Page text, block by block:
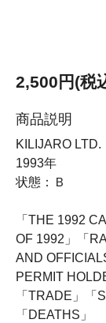
2,500円(税
商品説明
KILIJARO LTD.
1993年
状態：Ｂ
「THE 1992
OF 1992」「
AND
PERMIT
「TRADE」「
「DEATHS」